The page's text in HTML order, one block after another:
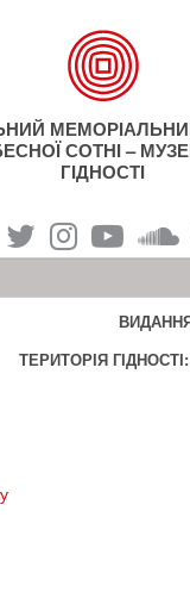
СОТНІ –
ГІДНОСТІ
ТЕРИТОРІЯ